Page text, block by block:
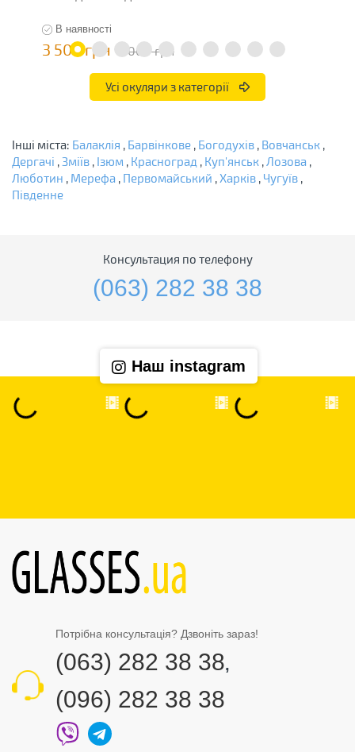
В наявності
3 500 грн 7 000 грн
Усі окуляри з категорії
Інші міста: Балаклія , Барвінкове , Богодухів , Вовчанськ ,
Дергачі , Зміїв , Ізюм , Красноград , Куп'янськ ,Лозова ,
Люботин , Мерефа , Первомайський ,Харків , Чугуїв ,
Південне
Консультация по телефону
(063) 282 38 38
Наш instagram
Потрібна консультація? Дзвоніть зараз!
(063) 282 38 38,
(096) 282 38 38